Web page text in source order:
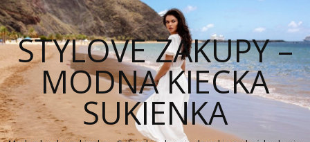
STYLOVE ZAKUPY –
MODNA KIECKA
SUKIENKA